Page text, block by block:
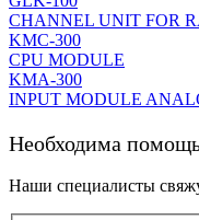
CHANNEL UNIT FOR
KMC-300
CPU MODULE
KMA-300
INPUT MODULE
Необходима
Наши специалисты